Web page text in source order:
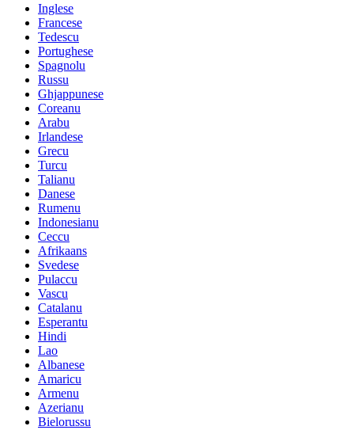
Inglese
Francese
Tedescu
Portughese
Spagnolu
Russu
Ghjappunese
Coreanu
Arabu
Irlandese
Grecu
Turcu
Talianu
Danese
Rumenu
Indonesianu
Ceccu
Afrikaans
Svedese
Pulaccu
Vascu
Catalanu
Esperantu
Hindi
Lao
Albanese
Amaricu
Armenu
Azerianu
Bielorussu